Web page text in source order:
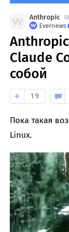
Anthropic
Evernews
Claude
собой
19
Пока такая
Linux.